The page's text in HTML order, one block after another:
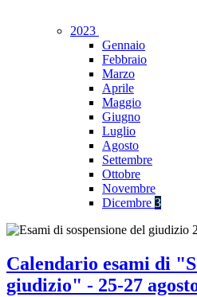
2023
Gennaio
Febbraio
Marzo
Aprile
Maggio
Giugno
Luglio
Agosto
Settembre
Ottobre
Novembre
Dicembre 3
Calendario esami di
giudizio" - 25-27